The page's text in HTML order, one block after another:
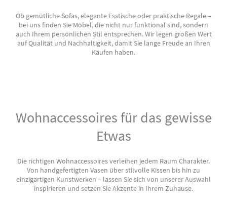
Ob gemütliche Sofas, elegante Esstische oder praktische Regale –
bei uns finden Sie Möbel, die nicht nur funktional sind, sondern
auch Ihrem persönlichen Stil entsprechen. Wir legen großen Wert
auf Qualität und Nachhaltigkeit, damit Sie lange Freude an Ihren
Käufen haben.
Wohnaccessoires für das gewisse
Etwas
Die richtigen Wohnaccessoires verleihen jedem Raum Charakter.
Von handgefertigten Vasen über stilvolle Kissen bis hin zu
einzigartigen Kunstwerken – lassen Sie sich von unserer Auswahl
inspirieren und setzen Sie Akzente in Ihrem Zuhause.